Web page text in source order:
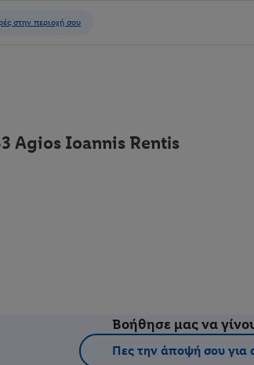
Agios Ioannis Rentis
Βοήθησε μας να
Πες την άποψή σου για